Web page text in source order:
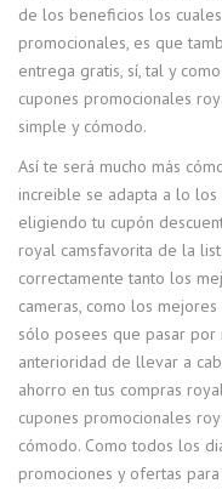
de los beneficios los
promocionales, es que
entrega gratis, sí, tal y
cupones promocionales
simple y cómodo.
Así te será mucho más
increible se adapta a lo los
eligiendo tu cupón
royal camsfavorita de la
correctamente tanto los
cameras, como los
sólo posees que pasar por
anterioridad de llevar a
ahorro en tus compras
cupones promocionales
cómodo. Como todos los
promociones y ofertas